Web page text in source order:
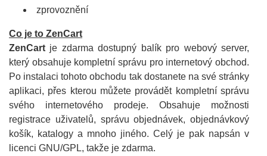
zprovoznění
Co je to ZenCart
ZenCart je zdarma dostupný balík pro webový server,
který obsahuje kompletní správu pro internetový obchod.
Po instalaci tohoto obchodu tak dostanete na své stránky
aplikaci, přes kterou můžete provádět kompletní správu
svého internetového prodeje. Obsahuje možnosti
registrace uživatelů, správu objednávek, objednávkový
košík, katalogy a mnoho jiného. Celý je pak napsán v
licenci GNU/GPL, takže je zdarma.